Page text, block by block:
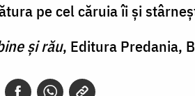
pe cel căruia îi și
și rău, Editura Predania,